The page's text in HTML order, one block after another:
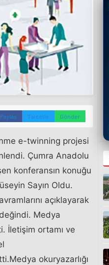
Paylaş Tweetle Gönder
e-twinning projesi
Çumra Anadolu
konferansın konuğu
Sayın Oldu.
açıklayarak
Medya
İletişim ortamı ve
okuryazarlığı